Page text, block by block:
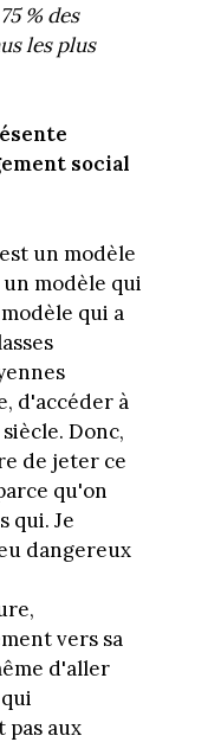
% des
les plus
social
un modèle
un modèle qui
qui a
d'accéder à
Donc,
de jeter ce
qu'on
qui. Je
dangereux
vers sa
d'aller
aux